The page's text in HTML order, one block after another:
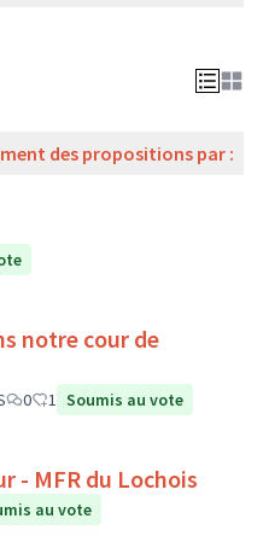
des propositions par :
notre cour de
0 1 Soumis au vote
- MFR du Lochois
au vote